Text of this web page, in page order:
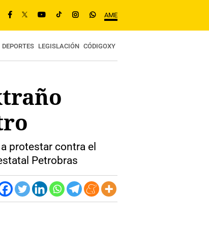
AME
DEPORTES LEGISLACIÓN CÓDIGOXY
protestar contra el
Petrobras